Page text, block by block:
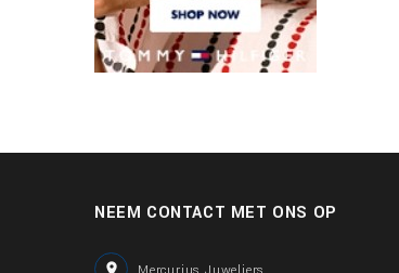
NEEM CONTACT MET ONS OP
